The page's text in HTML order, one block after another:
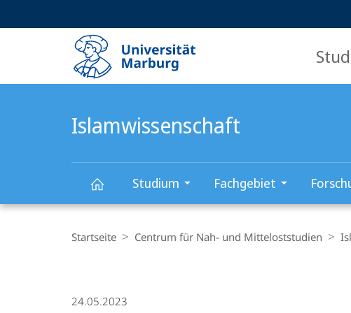
Islamwissenschaft
Studium Fachgebiet
Navigation
Startseite Centrum für Nah- und Mitteloststudien
24.05.2023